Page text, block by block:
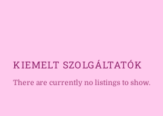
KIEMELT SZOLGÁLTATÓK
There are currently no listings to show.